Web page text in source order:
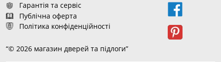
Гарантія та сервіс
Публічна оферта
Політика конфіденційності
“© 2026 магазин дверей та підлоги”